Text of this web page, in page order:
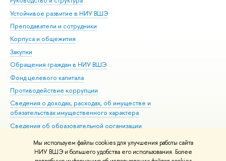
Мы используем файлы cookies для улучшения работы сайта
НИУ ВШЭ и большего удобства его использования. Более
Устойчивое развитие в НИУ ВШЭ
Преподаватели и сотрудники
Корпуса и общежития
Закупки
Обращения граждан в НИУ ВШЭ
Фонд целевого капитала
Противодействие коррупции
Сведения о доходах, расходах, об имуществе и
обязательствах имущественного характера
Сведения об образовательной организации
Людям с ограниченными возможностями здоровья
Единая платежная страница